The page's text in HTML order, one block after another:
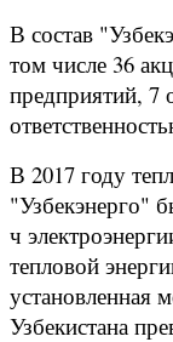
В состав
том числе 36
предприятий, 7
В 2017 году
"Узбекэнерго"
ч
тепловой
установленная
Узбекистана